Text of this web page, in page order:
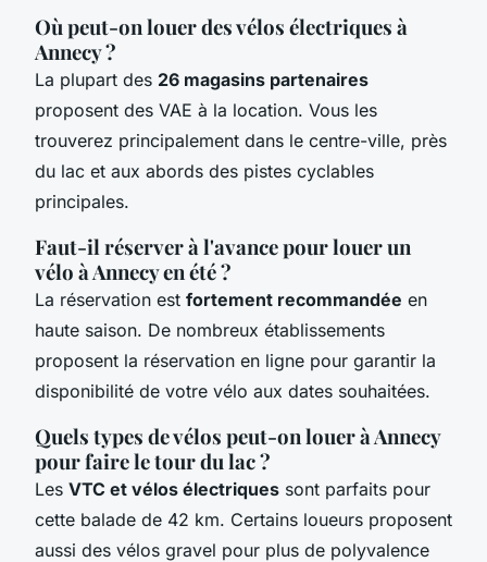
Où peut-on louer des vélos électriques à
Annecy ?
La plupart des 26 magasins partenaires
proposent des VAE à la location. Vous les
trouverez principalement dans le centre-ville, près
du lac et aux abords des pistes cyclables
principales.
Faut-il réserver à l'avance pour louer un
vélo à Annecy en été ?
La réservation est fortement recommandée en
haute saison. De nombreux établissements
proposent la réservation en ligne pour garantir la
disponibilité de votre vélo aux dates souhaitées.
Quels types de vélos peut-on louer à Annecy
pour faire le tour du lac ?
Les VTC et vélos électriques sont parfaits pour
cette balade de 42 km. Certains loueurs proposent
aussi des vélos gravel pour plus de polyvalence